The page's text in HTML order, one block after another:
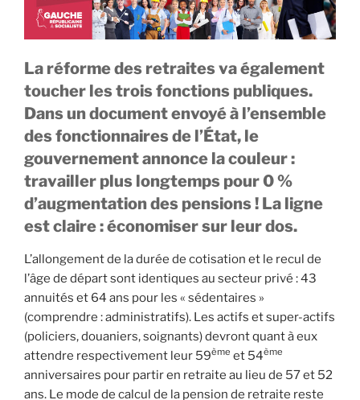
La réforme des retraites va également
toucher les trois fonctions publiques.
Dans un document envoyé à l’ensemble
des fonctionnaires de l’État, le
gouvernement annonce la couleur :
travailler plus longtemps pour 0 %
d’augmentation des pensions ! La ligne
est claire : économiser sur leur dos.
L’allongement de la durée de cotisation et le recul de
l’âge de départ sont identiques au secteur privé : 43
annuités et 64 ans pour les « sédentaires »
(comprendre : administratifs). Les actifs et super-actifs
(policiers, douaniers, soignants) devront quant à eux
attendre respectivement leur 59ème et 54ème
anniversaires pour partir en retraite au lieu de 57 et 52
ans. Le mode de calcul de la pension de retraite reste